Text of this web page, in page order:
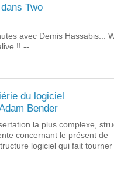
Two
avec Demis Hassabis...
!! --
du logiciel
Bender
la plus complexe,
concernant le présent de
logiciel qui fait